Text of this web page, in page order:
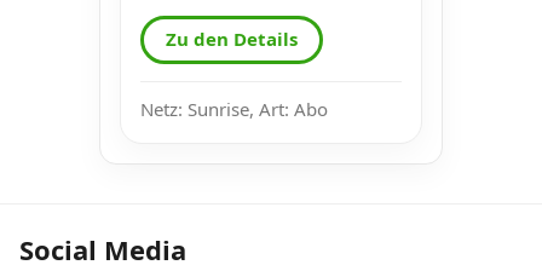
Zu den Details
Netz: Sunrise, Art: Abo
Social Media